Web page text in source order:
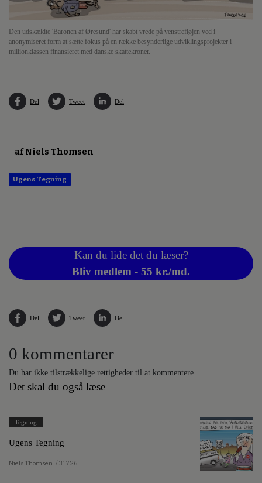
Den udskældte 'Baronen af Øresund' har skabt vrede på venstrefløjen ved i
anonymiseret form at sætte fokus på en række besynderlige udviklingsprojekter i
millionklassen finansieret med danske skattekroner.
Del Tweet Del
af Niels Thomsen
Ugens Tegning
-
Kan du lide det du læser?
Bliv medlem - 55 kr./md.
Del Tweet Del
0 kommentarer
Du har ikke tilstrækkelige rettigheder til at kommentere
Det skal du også læse
Tegning
Ugens Tegning
Niels Thomsen / 31.7.26